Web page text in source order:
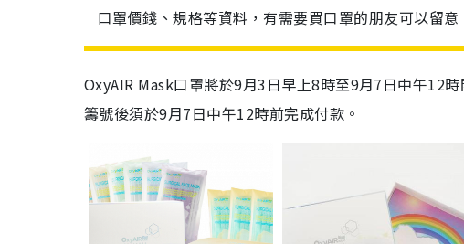
口罩價錢、規格等資料，有需要買口罩的朋友可以留意
OxyAIR Mask口罩將於9月3日早上8時至9月7日中午12
籌號後須於9月7日中午12時前完成付款。